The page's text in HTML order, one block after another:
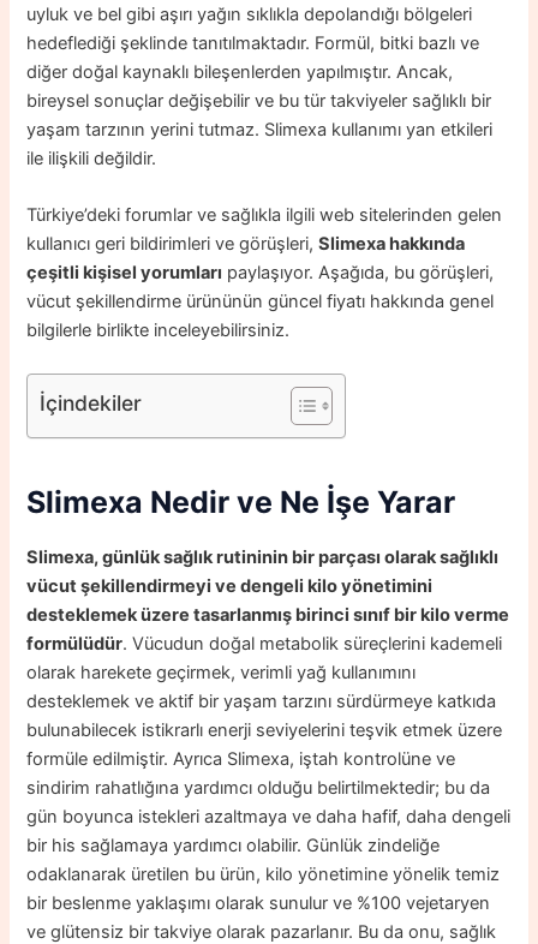
uyluk ve bel gibi aşırı yağın sıklıkla depolandığı bölgeleri
hedeflediği şeklinde tanıtılmaktadır. Formül, bitki bazlı ve
diğer doğal kaynaklı bileşenlerden yapılmıştır. Ancak,
bireysel sonuçlar değişebilir ve bu tür takviyeler sağlıklı bir
yaşam tarzının yerini tutmaz. Slimexa kullanımı yan etkileri
ile ilişkili değildir.
Türkiye’deki forumlar ve sağlıkla ilgili web sitelerinden gelen
kullanıcı geri bildirimleri ve görüşleri,Slimexa hakkında
çeşitli kişisel yorumları paylaşıyor. Aşağıda, bu görüşleri,
vücut şekillendirme ürününün güncel fiyatı hakkında genel
bilgilerle birlikte inceleyebilirsiniz.
İçindekiler
Slimexa Nedir ve Ne İşe Yarar
Slimexa, günlük sağlık rutininin bir parçası olarak sağlıklı
vücut şekillendirmeyi ve dengeli kilo yönetimini
desteklemek üzere tasarlanmış birinci sınıf bir kilo verme
formülüdür. Vücudun doğal metabolik süreçlerini kademeli
olarak harekete geçirmek, verimli yağ kullanımını
desteklemek ve aktif bir yaşam tarzını sürdürmeye katkıda
bulunabilecek istikrarlı enerji seviyelerini teşvik etmek üzere
formüle edilmiştir. Ayrıca Slimexa, iştah kontrolüne ve
sindirim rahatlığına yardımcı olduğu belirtilmektedir; bu da
gün boyunca istekleri azaltmaya ve daha hafif, daha dengeli
bir his sağlamaya yardımcı olabilir. Günlük zindeliğe
odaklanarak üretilen bu ürün, kilo yönetimine yönelik temiz
bir beslenme yaklaşımı olarak sunulur ve %100 vejetaryen
ve glütensiz bir takviye olarak pazarlanır. Bu da onu, sağlık